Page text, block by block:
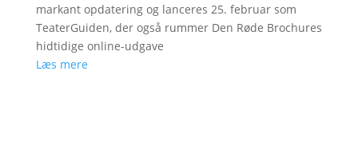
markant opdatering og lanceres 25. februar som
TeaterGuiden, der også rummer Den Røde Brochures
hidtidige online-udgave
Læs mere